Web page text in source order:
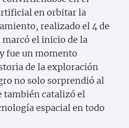
en orbitar la
realizado el 4 de
marcó el inicio de la
fue un momento
de la exploración
no solo sorprendió al
también catalizó el
espacial en todo